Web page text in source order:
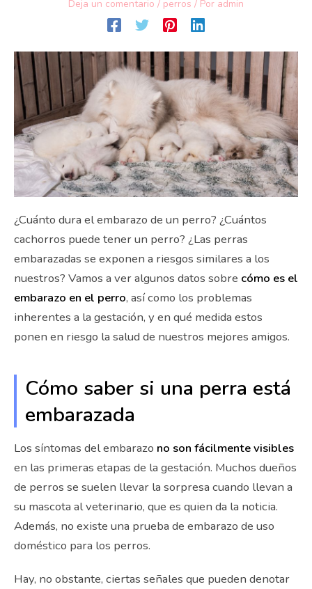
Deja un comentario / perros / Por admin
¿Cuánto dura el embarazo de un perro? ¿Cuántos
cachorros puede tener un perro? ¿Las perras
embarazadas se exponen a riesgos similares a los
nuestros? Vamos a ver algunos datos sobre cómo es el
embarazo en el perro, así como los problemas
inherentes a la gestación, y en qué medida estos
ponen en riesgo la salud de nuestros mejores amigos.
Cómo saber si una perra está
embarazada
Los síntomas del embarazo no son fácilmente visibles
en las primeras etapas de la gestación. Muchos dueños
de perros se suelen llevar la sorpresa cuando llevan a
su mascota al veterinario, que es quien da la noticia.
Además, no existe una prueba de embarazo de uso
doméstico para los perros.
Hay, no obstante, ciertas señales que pueden denotar